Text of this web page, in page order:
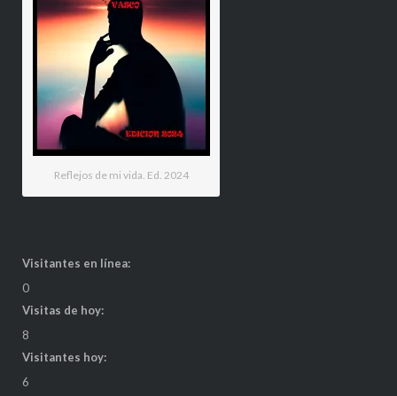
Reflejos de mi vida. Ed. 2024
Visitantes en línea:
0
Visitas de hoy:
8
Visitantes hoy:
6